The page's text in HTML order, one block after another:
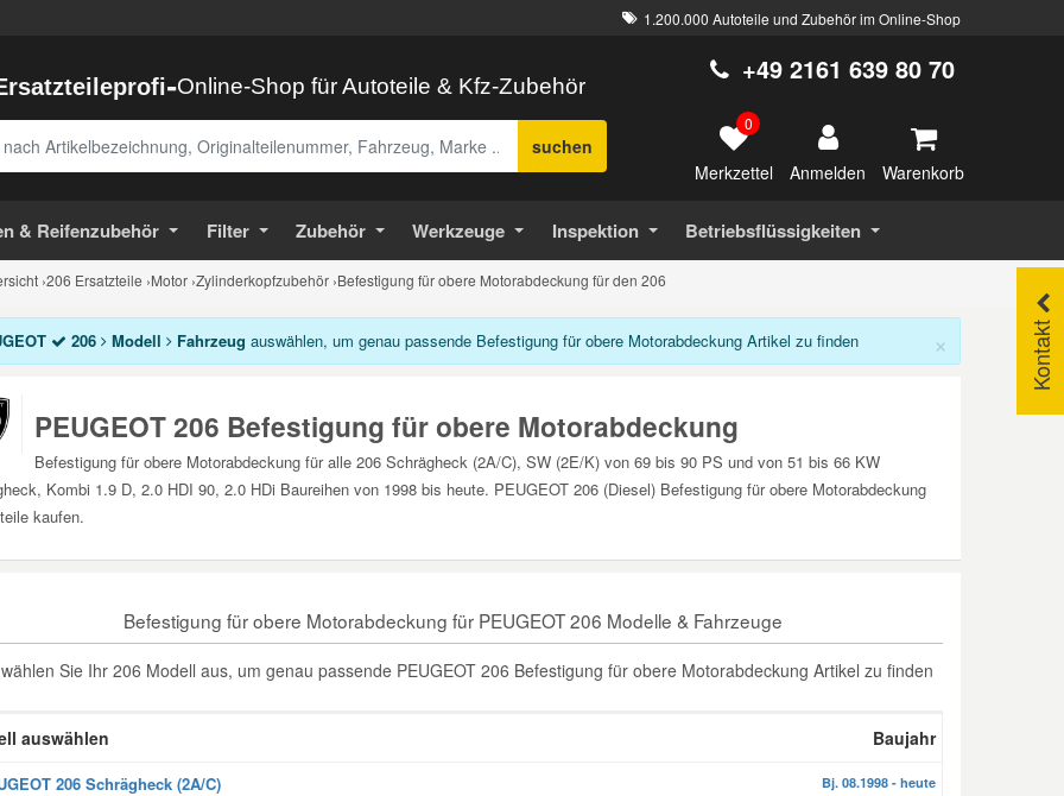
1.200.000 Autoteile und Zubehör im Online-Shop
-Online-Shop für Autoteile & Kfz-Zubehör
suchen
+49 2161 639 80 70
0
Merkzettel Anmelden Warenkorb
& Reifenzubehör Filter Zubehör Werkzeuge Inspektion Betriebsflüssigkeiten
›206 Ersatzteile ›Motor ›Zylinderkopfzubehör ›Befestigung für obere Motorabdeckung für den 206
Kontakt
×
206 Modell Fahrzeug auswählen, um genau passende Befestigung für obere Motorabdeckung Artikel zu finden
PEUGEOT 206 Befestigung für obere Motorabdeckung
Befestigung für obere Motorabdeckung für alle 206 Schrägheck (2A/C), SW (2E/K) von 69 bis 90 PS und von 51 bis 66 KW
Kombi 1.9 D, 2.0 HDI 90, 2.0 HDi Baureihen von 1998 bis heute. PEUGEOT 206 (Diesel) Befestigung für obere Motorabdeckung
kaufen.
Befestigung für obere Motorabdeckung für PEUGEOT 206 Modelle & Fahrzeuge
Sie Ihr 206 Modell aus, um genau passende PEUGEOT 206 Befestigung für obere Motorabdeckung Artikel zu finden
auswählen Baujahr
206 Schrägheck (2A/C) Bj. 08.1998 - heute